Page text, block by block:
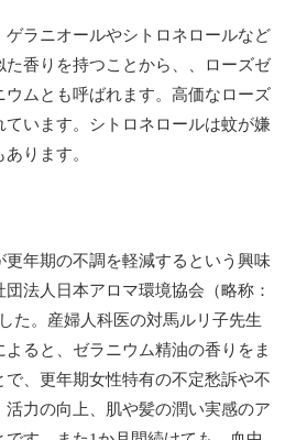
ゲラニオールやシトロネロールなど
た香りを持つことから、、ローズゼ
ウムとも呼ばれます。高価なローズ
います。シトロネロールは蚊が嫌
ります。
更年期の不調を軽減するという興味
法人日本アロマ環境協会（略称：
た。産婦人科医の対馬ルリ子先生
ると、ゼラニウム精油の香りをま
で、更年期女性特有の不定愁訴や不
力の向上、肌や髪の潤い実感のア